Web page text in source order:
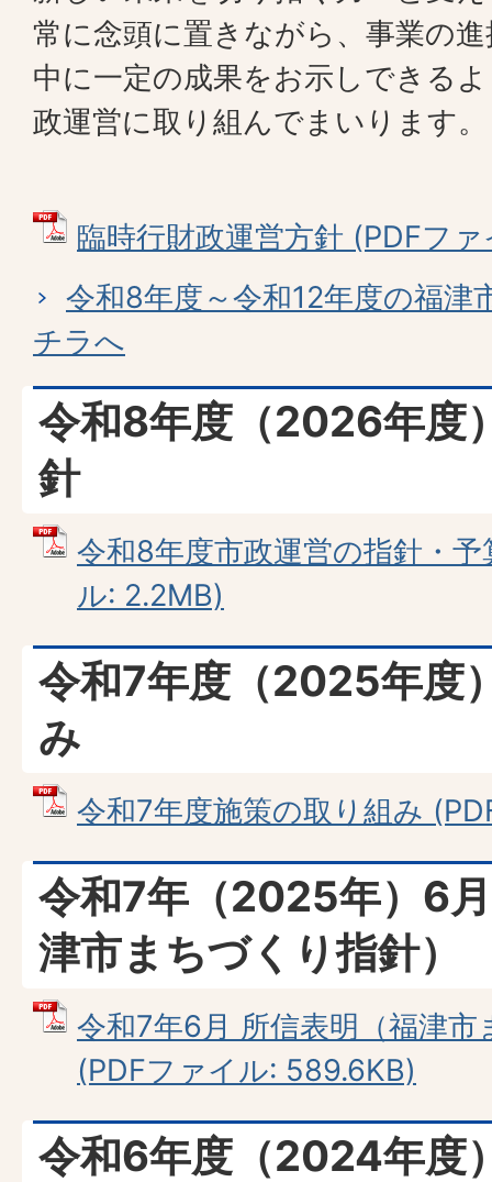
常に念頭に置きながら、事業の
中に一定の成果をお示しできる
政運営に取り組んでまいります。
臨時行財政運営方針 (PDFフ
令和8年度～令和12年度の福津
チラへ
令和8年度（2026年度
針
令和8年度市政運営の指針・
ル: 2.2MB)
令和7年度（2025年度
み
令和7年度施策の取り組み
令和7年（2025年）6
津市まちづくり指針）
令和7年6月 所信表明（福津市
(PDFファイル: 589.6KB)
令和6年度（2024年度